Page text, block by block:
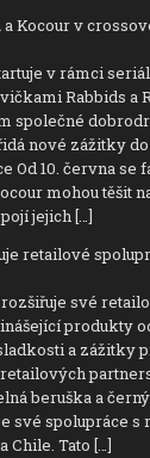
Kocour v
v rámci
Rabbids a
společné
nové zážitky
Od 10. června se
mohou těšit
jejich […]
retailové
své
produkty
a zážitky
beruška a
své spolupráce
Chile. Tato […]